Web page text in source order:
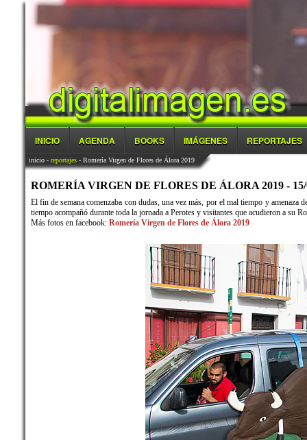
INICIO AGENDA BOOKS IMÁGENES REPORTAJES
inicio- reportajes- Romería Virgen de Flores de Álora 2019
ROMERÍA VIRGEN DE FLORES DE ÁLORA 2019 - 15/
El fin de semana comenzaba con dudas, una vez más, por el mal tiempo y
tiempo acompañó durante toda la jornada a Perotes y visitantes que acudieron a su
Más fotos en facebook: Romería Virgen de Flores de Álora 2019